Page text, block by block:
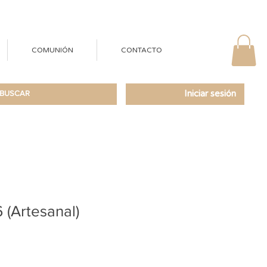
COMUNIÓN CONTACTO
Iniciar sesión
(Artesanal)